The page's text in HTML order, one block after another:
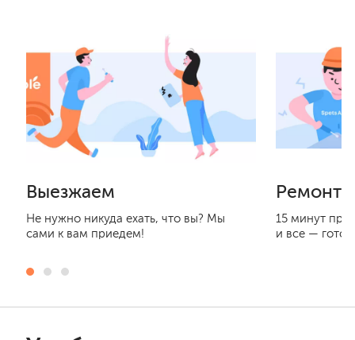
Выезжаем
Не нужно никуда ехать, что вы? Мы
сами к вам приедем!
15 минут
и все —